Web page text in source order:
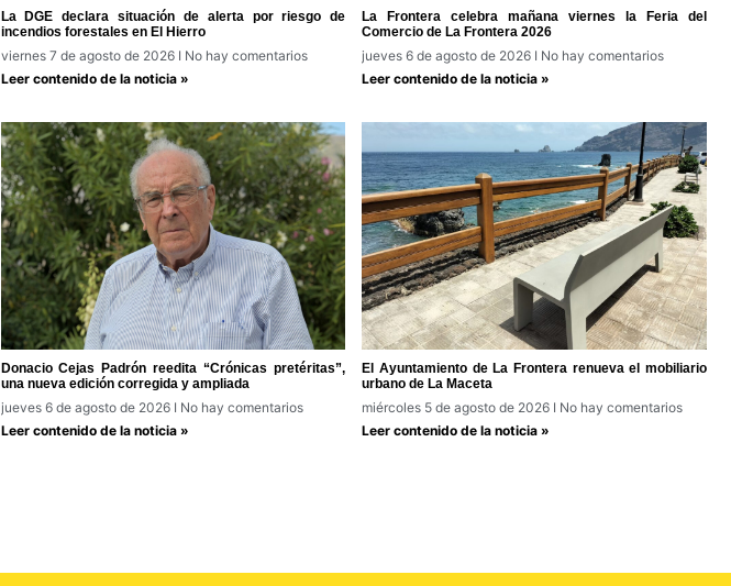
La DGE declara situación de alerta por riesgo de
incendios forestales en El Hierro
viernes 7 de agosto de 2026
No hay comentarios
Leer contenido de la noticia »
La Frontera celebra mañana viernes la Feria del
Comercio de La Frontera 2026
jueves 6 de agosto de 2026
No hay comentarios
Leer contenido de la noticia »
Donacio Cejas Padrón reedita “Crónicas pretéritas”,
una nueva edición corregida y ampliada
jueves 6 de agosto de 2026
No hay comentarios
Leer contenido de la noticia »
El Ayuntamiento de La Frontera renueva el mobiliario
urbano de La Maceta
miércoles 5 de agosto de 2026
No hay comentarios
Leer contenido de la noticia »